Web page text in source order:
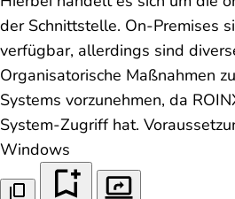
der Schnittstelle. On-Premises
verfügbar, allerdings sind
Organisatorische Maßnahmen
Systems vorzunehmen, da
System-Zugriff hat.
Windows